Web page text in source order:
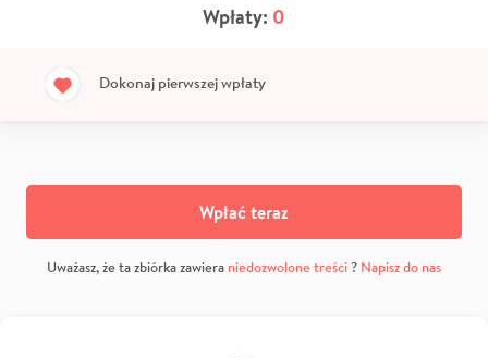
Wpłaty: 0
Dokonaj pierwszej wpłaty
Wpłać teraz
Uważasz, że ta zbiórka zawiera niedozwolone treści? Napisz do nas